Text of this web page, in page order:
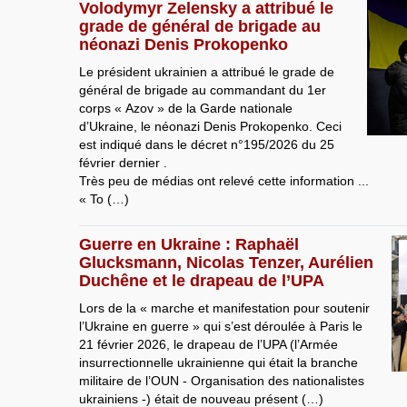
Volodymyr Zelensky a attribué le
grade de général de brigade au
néonazi Denis Prokopenko
Le président ukrainien a attribué le grade de
général de brigade au commandant du 1er
corps « Azov » de la Garde nationale
d’Ukraine, le néonazi Denis Prokopenko. Ceci
est indiqué dans le décret n°195/2026 du 25
février dernier .
Très peu de médias ont relevé cette information ...
« To (…)
Guerre en Ukraine : Raphaël
Glucksmann, Nicolas Tenzer, Aurélien
Duchêne et le drapeau de l’UPA
Lors de la « marche et manifestation pour soutenir
l’Ukraine en guerre » qui s’est déroulée à Paris le
21 février 2026, le drapeau de l’UPA (l’Armée
insurrectionnelle ukrainienne qui était la branche
militaire de l’OUN - Organisation des nationalistes
ukrainiens -) était de nouveau présent (…)